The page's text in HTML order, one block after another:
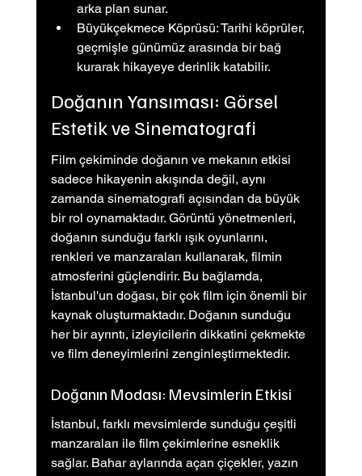
arka plan sunar.
Büyükçekmece Köprüsü: Tarihi köprüler,
geçmişle günümüz arasında bir bağ
kurarak hikayeye derinlik katabilir.
Doğanın Yansıması: Görsel
Estetik ve Sinematografi
Film çekiminde doğanın ve mekanın etkisi
sadece hikayenin akışında değil, aynı
zamanda sinematografi açısından da büyük
bir rol oynamaktadır. Görüntü yönetmenleri,
doğanın sunduğu farklı ışık oyunlarını,
renkleri ve manzaraları kullanarak, filmin
atmosferini güçlendirir. Bu bağlamda,
İstanbul'un doğası, bir çok film için önemli bir
kaynak oluşturmaktadır. Doğanın sunduğu
her bir ayrıntı, izleyicilerin dikkatini çekmekte
ve film deneyimlerini zenginleştirmektedir.
Doğanın Modası: Mevsimlerin Etkisi
İstanbul, farklı mevsimlerde sunduğu çeşitli
manzaraları ile film çekimlerine esneklik
sağlar. Bahar aylarında açan çiçekler, yazın